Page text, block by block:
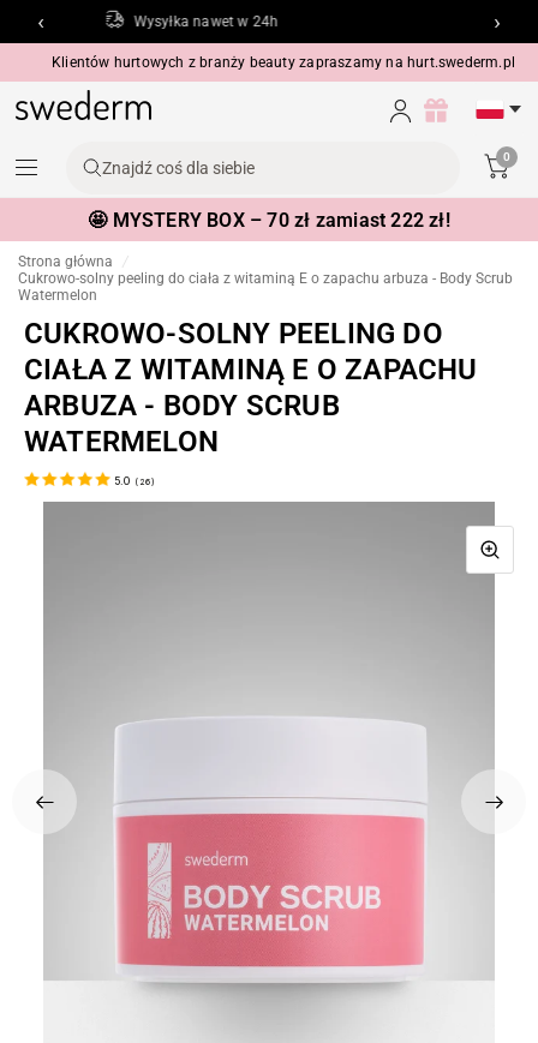
‹ Butikowe pakowanie ›
Klientów hurtowych z branży beauty zapraszamy na hurt.swederm.pl
0
Znajdź coś dla siebie
🤩 MYSTERY BOX – 70 zł zamiast 222 zł!
Strona główna
/
Cukrowo-solny peeling do ciała z witaminą E o zapachu arbuza - Body Scrub
Watermelon
CUKROWO-SOLNY PEELING DO
CIAŁA Z WITAMINĄ E O ZAPACHU
ARBUZA - BODY SCRUB
WATERMELON
5.0 ( 26)